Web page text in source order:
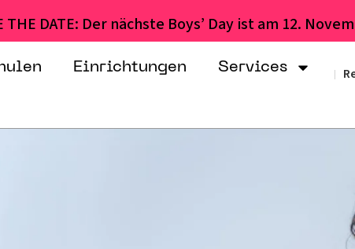
THE DATE: Der nächste Boys’ Day ist am 12.
Einrichtungen Services |